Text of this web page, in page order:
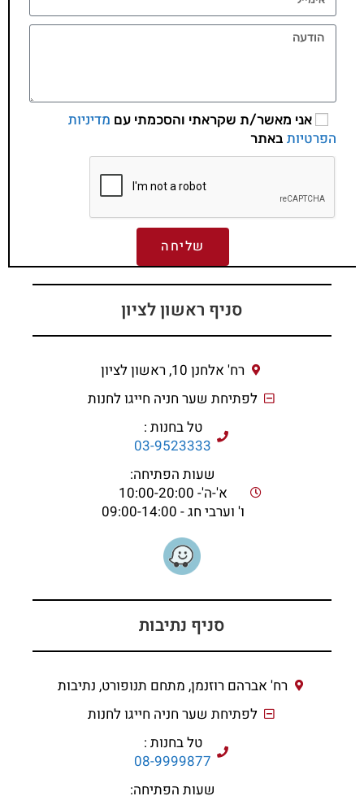
אני מאשר/ת שקראתי והסכמתי עם מדיניות
הפרטיות באתר
שליחה
סניף ראשון לציון
רח' אלחנן 10, ראשון לציון
לפתיחת שער חניה חייגו לחנות
טל בחנות :
03-9523333
שעות הפתיחה:
א'-ה'- 10:00-20:00
ו' וערבי חג - 09:00-14:00
סניף נתיבות
רח' אברהם רוזנמן, מתחם תנופורט, נתיבות
לפתיחת שער חניה חייגו לחנות
טל בחנות :
08-9999877
שעות הפתיחה: